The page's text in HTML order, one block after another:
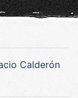
Calderón